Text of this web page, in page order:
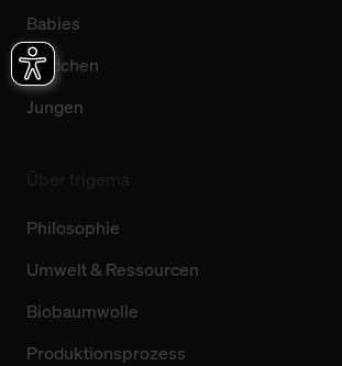
Babies
Mädchen
Jungen
Philosophie
Umwelt & Ressourcen
Biobaumwolle
Produktionsprozess